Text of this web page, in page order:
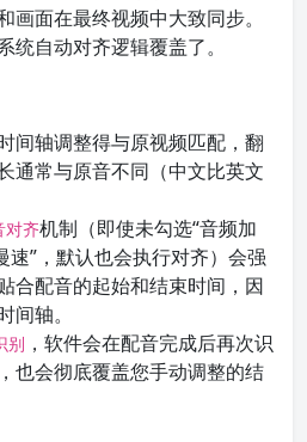
画面在最终视频中大致同步。
自动对齐逻辑覆盖了。
间轴调整得与原视频匹配，翻
通常与原音不同（中文比英文
对齐机制（即使未勾选“音频加
速”，默认也会执行对齐）会强
合配音的起始和结束时间，因
间轴。
别
，软件会在配音完成后再次识
也会彻底覆盖您手动调整的结